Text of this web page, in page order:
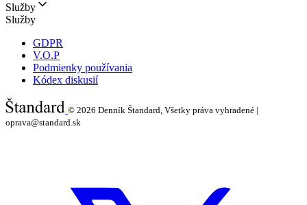
Služby
Služby
GDPR
V.O.P
Podmienky používania
Kódex diskusií
© 2026 Denník Štandard, Všetky práva vyhradené |
oprava@standard.sk